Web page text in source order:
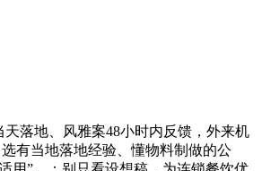
落地、风雅案48小时内反馈，外来机
有当地落地经验、懂物料制做的公